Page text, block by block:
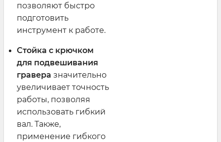
позволяют быстро
подготовить
инструмент к работе.
Стойка с крючком
для подвешивания
гравера значительно
увеличивает точность
работы, позволяя
использовать гибкий
вал. Также,
применение гибкого